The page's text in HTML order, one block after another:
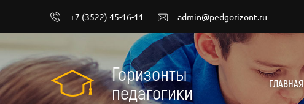
+7 (3522) 45-16-11 admin@pedgorizont.ru
Горизонты
педагогики
ГЛАВНАЯ